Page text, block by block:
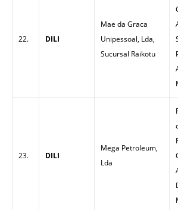
22. DILI
Mae da Graca
Unipessoal, Lda,
Sucursal Raikotu
23. DILI
Mega Petroleum,
Lda